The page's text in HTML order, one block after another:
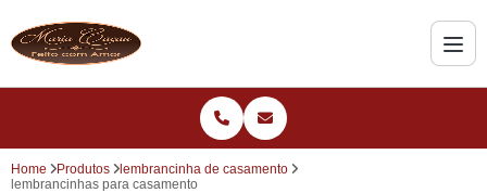
Home Produtos
lembrancinha de casamento
lembrancinhas para casamento